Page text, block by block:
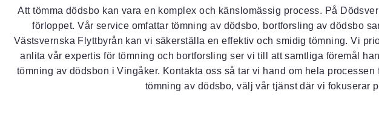
Att tömma dödsbo kan vara en komplex och känslomässig process. På
förloppet. Vår service omfattar tömning av dödsbo, bortforsling av dödsbo
Västsvernska Flyttbyrån kan vi säkerställa en effektiv och smidig tömning. Vi
anlita vår expertis för tömning och bortforsling ser vi till att samtliga föremål
tömning av dödsbon i Vingåker. Kontakta oss så tar vi hand om hela
tömning av dödsbo, välj vår tjänst där vi fokuserar